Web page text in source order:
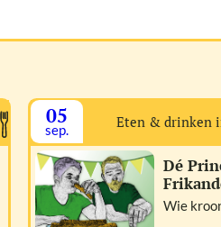
05
sep. Eten & drinken
Dé
Wie